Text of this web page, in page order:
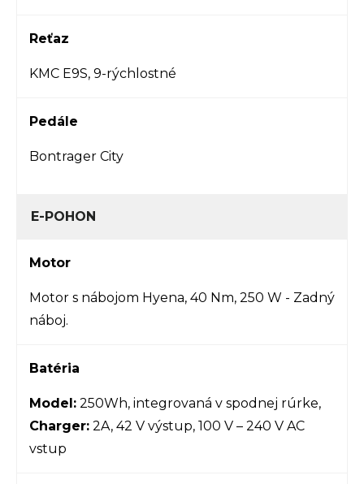
Reťaz
KMC E9S, 9-rýchlostné
Pedále
Bontrager City
E-POHON
Motor
Motor s nábojom Hyena, 40 Nm, 250 W - Zadný
náboj.
Batéria
Model: 250Wh, integrovaná v spodnej rúrke,
Charger: 2A, 42 V výstup, 100 V – 240 V AC
vstup